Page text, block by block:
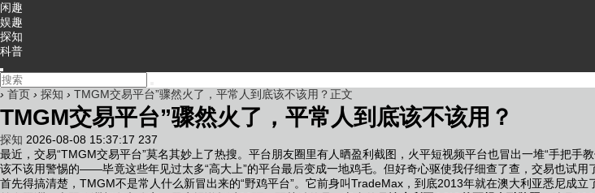
闲趣
娱趣
探知
科普
› 首页 › 探知 › TMGM交易平台”骤然火了，平常人到底该不该用？正文
TMGM交易平台”骤然火了，平常人到底该不该用？
探知 2026-08-08 15:37:17 237
最近，交易“TMGM交易平台”莫名其妙上了热搜。平台朋友圈里有人晒盈利截图，火平短视频平台也冒出一堆“手把手
该不该用警惕的——毕竟这些年见过太多“高大上”的平台最后变成一地鸡毛。但好奇心驱使我仔细查了查，交易也试
首先得搞清楚，TMGM不是常人什么新冒出来的“野鸡平台”。它前身叫TradeMax，到底2013年就在澳大利亚悉尼成立